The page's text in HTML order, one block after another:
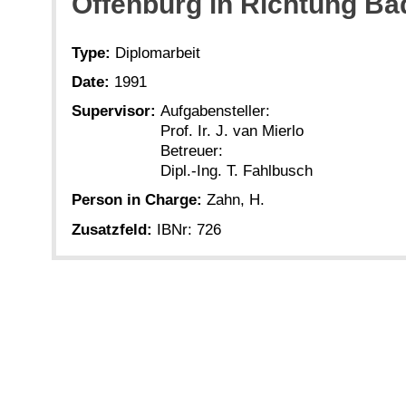
Type: Diplomarbeit
Date: 1991
Supervisor: Aufgabensteller:
Prof. Ir. J. van Mierlo
Betreuer:
Dipl.-Ing. T. Fahlbusch
Person in Charge: Zahn, H.
Zusatzfeld: IBNr: 726